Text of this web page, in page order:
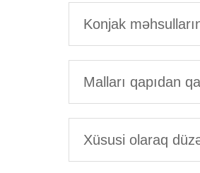
Konjak
Malları qapıdan
Xüsusi olaraq